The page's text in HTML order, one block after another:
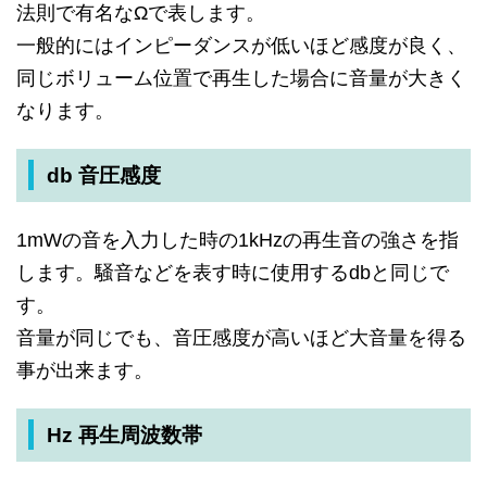
法則で有名なΩで表します。
一般的にはインピーダンスが低いほど感度が良く、
同じボリューム位置で再生した場合に音量が大きく
なります。
db 音圧感度
1mWの音を入力した時の1kHzの再生音の強さを指
します。騒音などを表す時に使用するdbと同じで
す。
音量が同じでも、音圧感度が高いほど大音量を得る
事が出来ます。
Hz 再生周波数帯